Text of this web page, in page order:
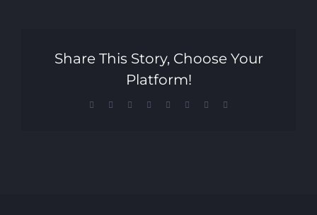
Share This Story, Choose Your
Platform!
Facebook Reddit LinkedInTumblr Pinterest